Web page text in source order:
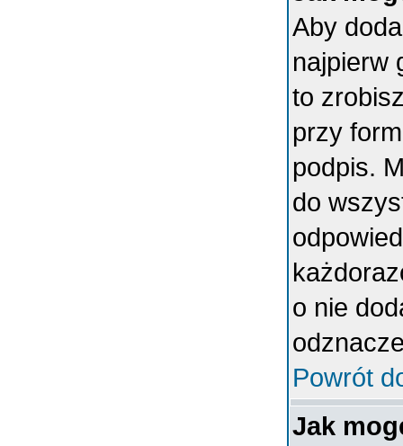
Aby
najpierw
to
przy
podpis.
do
o nie
Powrót
Jak